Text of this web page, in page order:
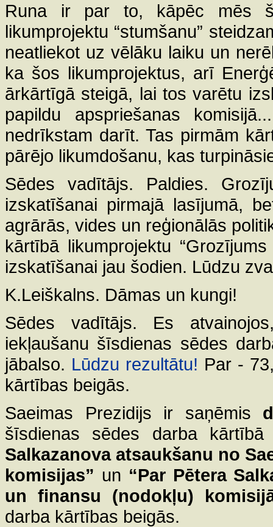
Runa ir par to, kāpēc mēs
likumprojektu “stumšanu”
neatliekot uz vēlāku laiku un
ka šos likumprojektus, arī
ārkārtīgā steigā, lai tos varētu
papildu apspriešanas
nedrīkstam darīt. Tas pirmām
pārējo likumdošanu, kas
Sēdes vadītājs. Paldies.
izskatīšanai pirmajā lasījumā,
agrārās, vides un reģionālās
kārtībā likumprojektu
izskatīšanai jau šodien. Lūdzu
K.Leiškalns. Dāmas un kungi!
Sēdes vadītājs. Es
iekļaušanu šīsdienas sēdes
jābalso. Lūdzu rezultātu! Par -
kārtības beigās.
Saeimas Prezidijs ir saņēmis
šīsdienas sēdes darba
Salkazanova atsaukšanu no
komisijas” un “Par Pētera
un finansu (nodokļu)
darba kārtības beigās.